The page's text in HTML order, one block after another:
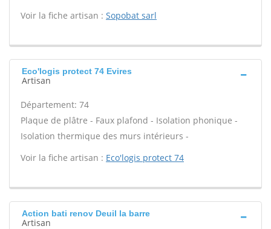
Voir la fiche artisan : Sopobat sarl
Eco'logis protect 74 Evires
Artisan
Département: 74
Plaque de plâtre - Faux plafond - Isolation phonique -
Isolation thermique des murs intérieurs -
Voir la fiche artisan : Eco'logis protect 74
Action bati renov Deuil la barre
Artisan